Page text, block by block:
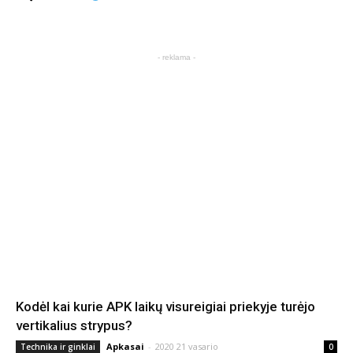
- reklama -
Kodėl kai kurie APK laikų visureigiai priekyje turėjo
vertikalius strypus?
Technika ir ginklai Apkasai - 2020 21 vasario 0